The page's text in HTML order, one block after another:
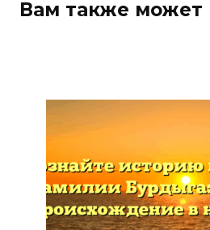
Вам также может